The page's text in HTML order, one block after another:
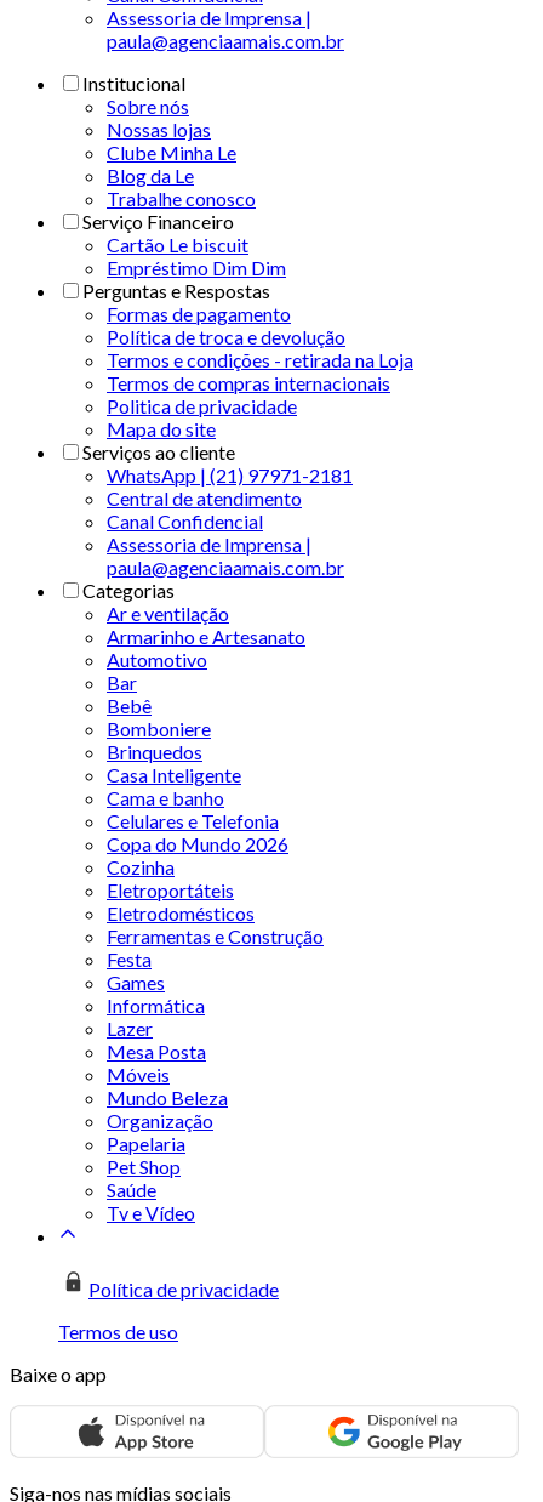
Assessoria de Imprensa |
paula@agenciaamais.com.br
Institucional
Sobre nós
Nossas lojas
Clube Minha Le
Blog da Le
Trabalhe conosco
Serviço Financeiro
Cartão Le biscuit
Empréstimo Dim Dim
Perguntas e Respostas
Formas de pagamento
Política de troca e devolução
Termos e condições - retirada na Loja
Termos de compras internacionais
Politica de privacidade
Mapa do site
Serviços ao cliente
WhatsApp | (21) 97971-2181
Central de atendimento
Canal Confidencial
Assessoria de Imprensa |
paula@agenciaamais.com.br
Categorias
Ar e ventilação
Armarinho e Artesanato
Automotivo
Bar
Bebê
Bomboniere
Brinquedos
Casa Inteligente
Cama e banho
Celulares e Telefonia
Copa do Mundo 2026
Cozinha
Eletroportáteis
Eletrodomésticos
Ferramentas e Construção
Festa
Games
Informática
Lazer
Mesa Posta
Móveis
Mundo Beleza
Organização
Papelaria
Pet Shop
Saúde
Tv e Vídeo
Política de privacidade
Termos de uso
Baixe o app
Siga-nos nas mídias sociais